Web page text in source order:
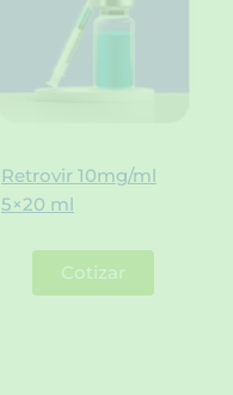
Retrovir 10mg/ml
5×20 ml
Cotizar